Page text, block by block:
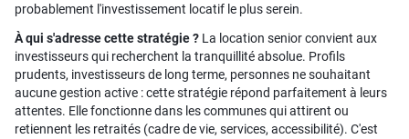
probablement l'investissement locatif le plus serein.
À qui s'adresse cette stratégie ? La location senior convient aux
investisseurs qui recherchent la tranquillité absolue. Profils
prudents, investisseurs de long terme, personnes ne souhaitant
aucune gestion active : cette stratégie répond parfaitement à leurs
attentes. Elle fonctionne dans les communes qui attirent ou
retiennent les retraités (cadre de vie, services, accessibilité). C'est